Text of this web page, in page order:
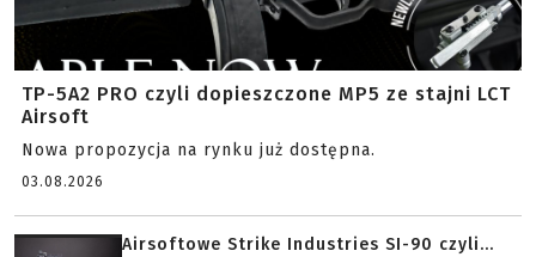
TP-5A2 PRO czyli dopieszczone MP5 ze stajni LCT
Airsoft
Nowa propozycja na rynku już dostępna.
03.08.2026
Airsoftowe Strike Industries SI-90 czyli...